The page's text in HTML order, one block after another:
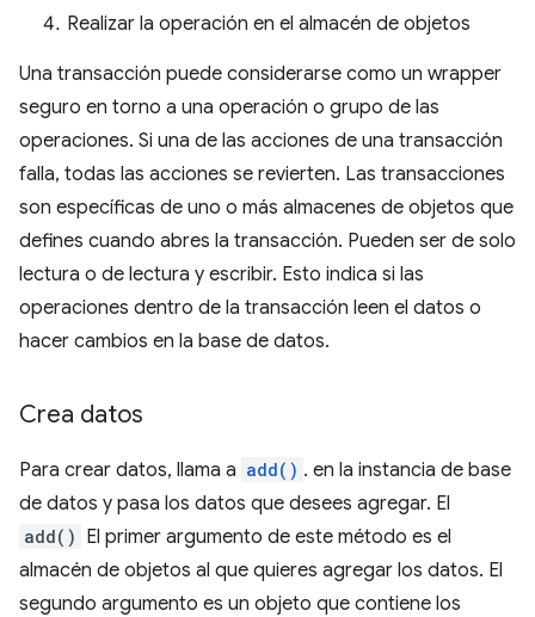
Realizar la operación en el almacén de objetos
Una transacción puede considerarse como un wrapper
seguro en torno a una operación o grupo de las
operaciones. Si una de las acciones de una transacción
falla, todas las acciones se revierten. Las transacciones
son específicas de uno o más almacenes de objetos que
defines cuando abres la transacción. Pueden ser de solo
lectura o de lectura y escribir. Esto indica si las
operaciones dentro de la transacción leen el datos o
hacer cambios en la base de datos.
Crea datos
Para crear datos, llama a add() . en la instancia de base
de datos y pasa los datos que desees agregar. El
add() El primer argumento de este método es el
almacén de objetos al que quieres agregar los datos. El
segundo argumento es un objeto que contiene los